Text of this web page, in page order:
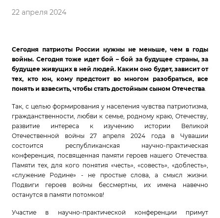
22 апреля 2024
Сегодня патриоты России нужны не меньше, чем в годы
войны. Сегодня тоже идет бой – бой за будущее страны, за
будущее живущих в ней людей. Каким оно будет, зависит от
тех, кто юн, кому предстоит во многом разобраться, все
понять и взвесить, чтобы стать достойным сыном Отечества.
Так, с целью формирования у населения чувства патриотизма,
гражданственности, любви к семье, родному краю, Отечеству,
развитие интереса к изучению истории Великой
Отечественной войны 27 апреля 2024 года в Чувашии
состоится республиканская научно-практическая
конференция, посвященная памяти героев нашего Отечества.
Памяти тех, для кого понятия «честь», «совесть», «доблесть»,
«служение Родине» - не простые слова, а смысл жизни.
Подвиги героев войны бессмертны, их имена навечно
останутся в памяти потомков!
Участие в научно-практической конференции примут